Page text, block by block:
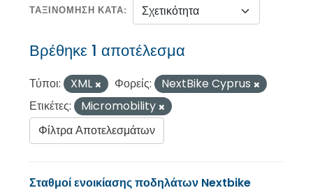
ΤΑΞΙΝΌΜΗΣΗ ΚΑΤΆ
Βρέθηκε 1 αποτέλεσμα
Τύποι: XML Φορείς:
NextBike Cyprus
Ετικέτες:
Micromobility
Φίλτρα Αποτελεσμάτων
Σταθμοί ενοικίασης ποδηλάτων Nextbike